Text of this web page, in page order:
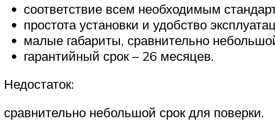
соответствие всем необходимым
простота установки и удобство
малые габариты, сравнительно
гарантийный срок – 26 месяцев.
Недостаток:
сравнительно небольшой срок для поверки.